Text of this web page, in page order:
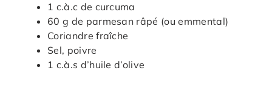
1 c.à.c de curcuma
60 g de parmesan râpé (ou emmental)
Coriandre fraîche
Sel, poivre
1 c.à.s d’huile d’olive